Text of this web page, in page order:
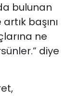
bulunan
başını
ne
diye